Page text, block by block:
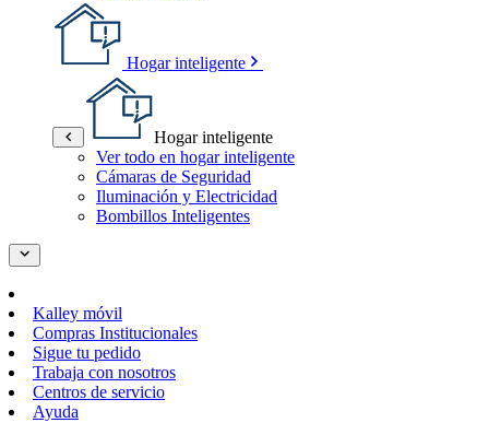
Hogar inteligente
Hogar inteligente
Ver todo en hogar inteligente
Cámaras de Seguridad
Iluminación y Electricidad
Bombillos Inteligentes
Kalley móvil
Compras Institucionales
Sigue tu pedido
Trabaja con nosotros
Centros de servicio
Ayuda